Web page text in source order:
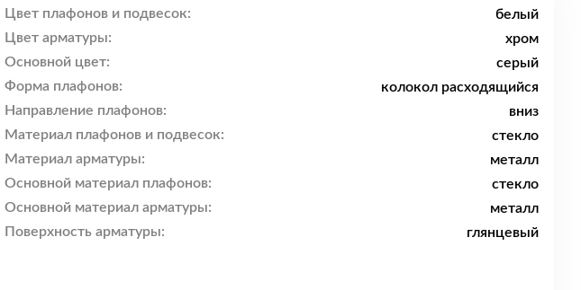
Цвет плафонов и подвесок:
белый
Цвет арматуры:
хром
Основной цвет:
серый
Форма плафонов:
колокол расходящийся
Направление плафонов:
вниз
Материал плафонов и подвесок:
стекло
Материал арматуры:
металл
Основной материал плафонов:
стекло
Основной материал арматуры:
металл
Поверхность арматуры:
глянцевый